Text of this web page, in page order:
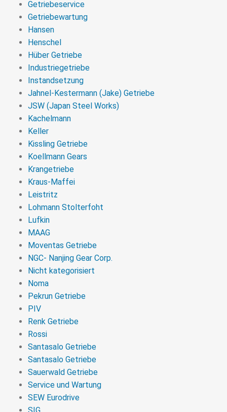
Getriebeservice
Getriebewartung
Hansen
Henschel
Hüber Getriebe
Industriegetriebe
Instandsetzung
Jahnel-Kestermann (Jake) Getriebe
JSW (Japan Steel Works)
Kachelmann
Keller
Kissling Getriebe
Koellmann Gears
Krangetriebe
Kraus-Maffei
Leistritz
Lohmann Stolterfoht
Lufkin
MAAG
Moventas Getriebe
NGC- Nanjing Gear Corp.
Nicht kategorisiert
Noma
Pekrun Getriebe
PIV
Renk Getriebe
Rossi
Santasalo Getriebe
Santasalo Getriebe
Sauerwald Getriebe
Service und Wartung
SEW Eurodrive